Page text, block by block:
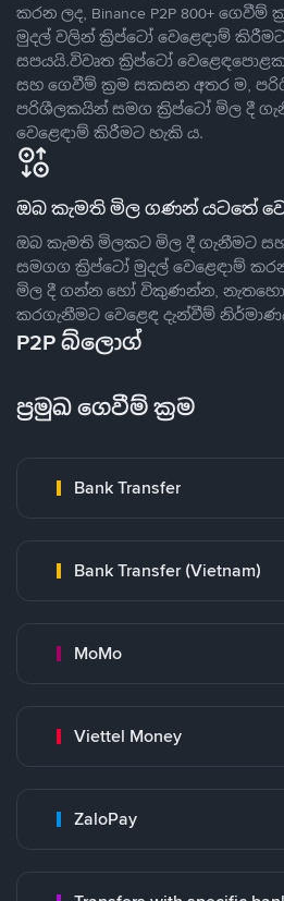
කරන ලද, Binance P2P 800+ ගෙවීම්
මුදල් වලින් ක්‍රිප්ටෝ වෙළෙඳාම්
සපයයි.විවෘත ක්‍රිප්ටෝ
සහ ගෙවීම් ක්‍රම සකසන අතර ම,
පරිශීලකයින් සමග ක්‍රිප්ටෝ මිල දී
වෙළෙඳාම් කිරීමට හැකි ය.
ඔබ කැමති මිල ගණන් යටතේ
ඔබ කැමති මිලකට මිල දී ගැනීමට
සමගග ක්‍රිප්ටෝ මුදල් වෙළෙඳාම්
මිල දී ගන්න හෝ විකුණන්න,
කරගැනීමට වෙළෙඳ දැන්වීම්
P2P බ්ලොග්
ප්‍රමුඛ ගෙවීම් ක්‍රම
Bank Transfer
Bank Transfer (Vietnam)
MoMo
Viettel Money
ZaloPay